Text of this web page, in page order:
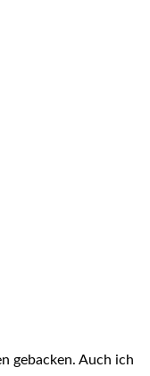
gebacken. Auch ich